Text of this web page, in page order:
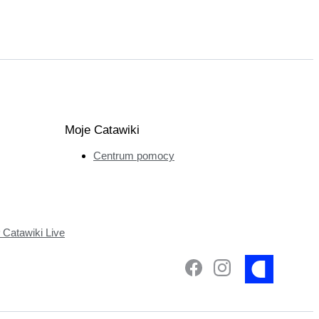
Catawiki Live
Moje Catawiki
Centrum pomocy